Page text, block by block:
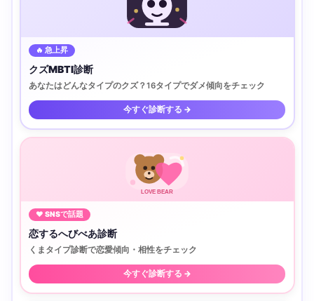
🔥 急上昇
クズMBTI診断
あなたはどんなタイプのクズ？16タイプでダメ傾向をチェック
今すぐ診断する →
LOVE BEAR
♥ SNSで話題
恋するへびべあ診断
くまタイプ診断で恋愛傾向・相性をチェック
今すぐ診断する →